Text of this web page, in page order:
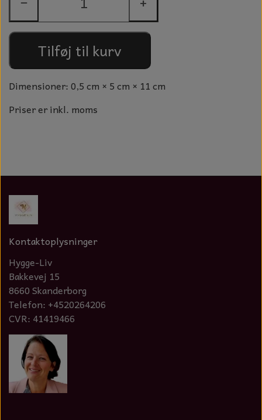
GLAS KUGLER
GLAS KRYSTALLER OG ORNAMENTER
TIL BOLIG
KERAMIK BLOMSTER
MAD OG HYGGE
HAMAM HÅNDKLÆDER
CANDLE HOUSES
DUFTBLOKKE OG TILBEHØR
Tilføj til kurv
Dimensioner: 0,5 cm × 5 cm × 11 cm
Priser er inkl. moms
Kontaktoplysninger
Hygge-Liv
Bakkevej 15
8660 Skanderborg
Telefon: +4520264206
CVR: 41419466